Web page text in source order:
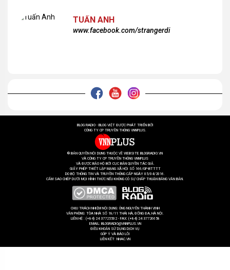
TUẤN ANH
www.facebook.com/strangerdi
BLOG RADIO - BLOG VIỆT ĐƯỢC PHÁT TRIỂN BỞI
CÔNG TY CP TRUYỀN THÔNG VNNPLUS.
® BẢN QUYỀN NỘI DUNG THUỘC VỀ WEBSITE BLOGRADIO.VN
VÀ CÔNG TY CP TRUYỀN THÔNG VNNPLUS
VÀ ĐƯỢC BẢO HỘ BỞI CỤC BẢN QUYỀN TÁC GIẢ.
GIẤY PHÉP THIẾT LẬP MẠNG XÃ HỘI SỐ 166/GP-BTTTT
DO BỘ THÔNG TIN VÀ TRUYỀN THÔNG CẤP NGÀY 05/04/2016.
CẤM SAO CHÉP DƯỚI MỌI HÌNH THỨC NẾU KHÔNG CÓ SỰ CHẤP THUẬN BẰNG VĂN BẢN.
CHỊU TRÁCH NHIỆM NỘI DUNG: ÔNG NGUYỄN THÀNH VINH
VĂN PHÒNG: TÒA NHÀ SỐ 18/11 THÁI HÀ, ĐỐNG ĐA, HÀ NỘI.
LIÊN HỆ : (+84) 24 37725502 - FAX: (+84) 24 37726658
EMAIL: BLOGRADIO@VNNPLUS.VN
ĐIỀU KHOẢN SỬ DỤNG DỊCH VỤ
GÓP Ý VÀ BÁO LỖI
LIÊN KẾT:NHAC.VN